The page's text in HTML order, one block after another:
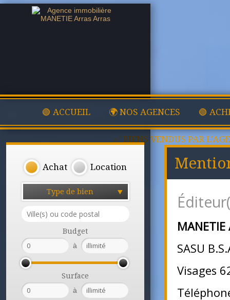
🟢 ACCUEIL 🌍 NOS AGENCES 🟢
✅ BIENS VENDUS PAR
Achat Location
Type de bien
Budget
à
Surface
à
SASU
Visages